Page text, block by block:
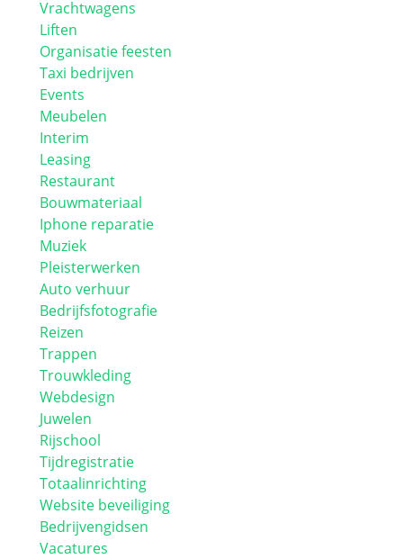
Vrachtwagens
Liften
Organisatie feesten
Taxi bedrijven
Events
Meubelen
Interim
Leasing
Restaurant
Bouwmateriaal
Iphone reparatie
Muziek
Pleisterwerken
Auto verhuur
Bedrijfsfotografie
Reizen
Trappen
Trouwkleding
Webdesign
Juwelen
Rijschool
Tijdregistratie
Totaalinrichting
Website beveiliging
Bedrijvengidsen
Vacatures